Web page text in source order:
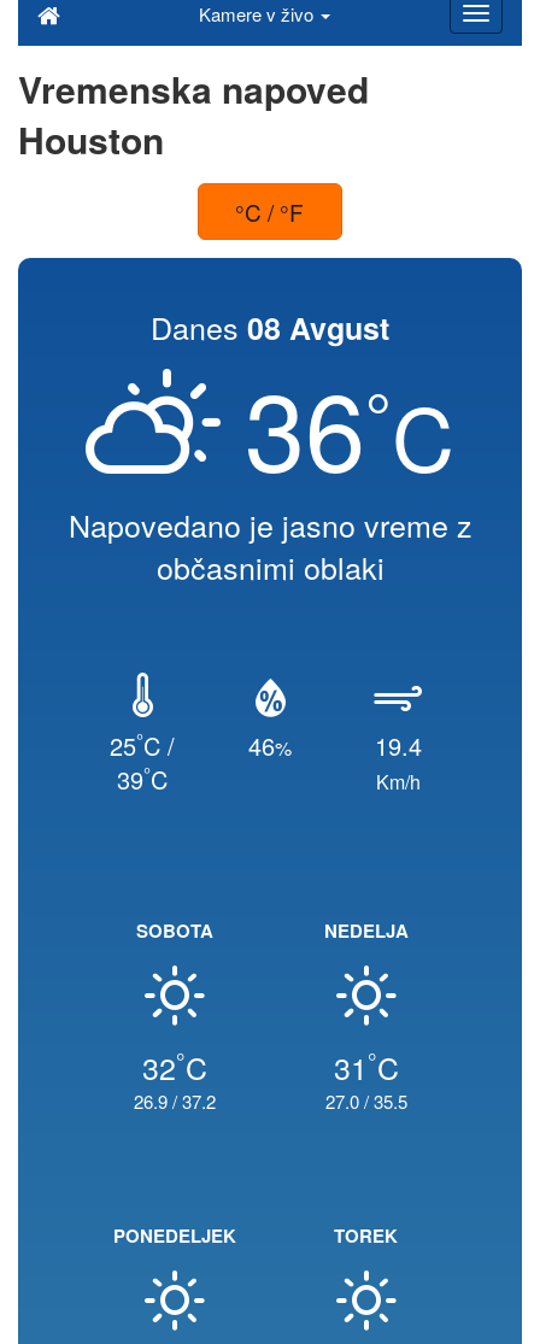
Kamere v živo
Vremenska napoved
Houston
°C / °F
Danes 08 Avgust
36°C
Napovedano je jasno vreme z
občasnimi oblaki
25°C /
39°C
46% 19.4
Km/h
SOBOTA
32°C
26.9/37.2
NEDELJA
31 °C
27.0/35.5
PONEDELJEK TOREK